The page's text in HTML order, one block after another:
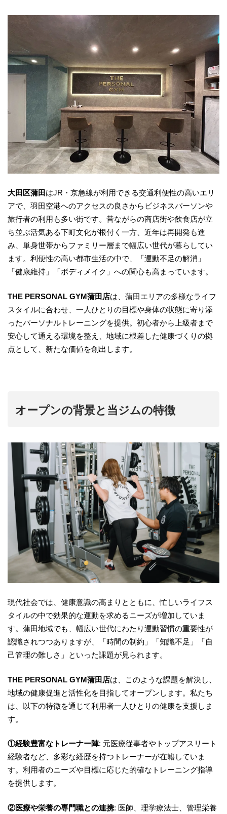
大田区蒲田 はJR・京急線が利用できる交通利便性の高いエリ
アで、羽田空港へのアクセスの良さからビジネスパーソンや
旅行者の利用も多い街です。昔ながらの商店街や飲食店が立
ち並ぶ活気ある下町文化が根付く一方、近年は再開発も進
み、単身世帯からファミリー層まで幅広い世代が暮らしてい
ます。利便性の高い都市生活の中で、「運動不足の解消」
「健康維持」「ボディメイク」への関心も高まっています。
THE PERSONAL GYM蒲田店は、蒲田エリアの多様なライフ
スタイルに合わせ、一人ひとりの目標や身体の状態に寄り添
ったパーソナルトレーニングを提供。初心者から上級者まで
安心して通える環境を整え、地域に根差した健康づくりの拠
点として、新たな価値を創出します。
オープンの背景と当ジムの特徴
現代社会では、健康意識の高まりとともに、忙しいライフス
タイルの中で効果的な運動を求めるニーズが増加していま
す。蒲田地域でも、幅広い世代にわたり運動習慣の重要性が
認識されつつありますが、「時間の制約」「知識不足」「自
己管理の難しさ」といった課題が見られます。
THE PERSONAL GYM蒲田店は、このような課題を解決し、
地域の健康促進と活性化を目指してオープンします。私たち
は、以下の特徴を通じて利用者一人ひとりの健康を支援しま
す。
①経験豊富なトレーナー陣: 元医療従事者やトップアスリート
経験者など、多彩な経歴を持つトレーナーが在籍していま
す。利用者のニーズや目標に応じた的確なトレーニング指導
を提供します。
②医療や栄養の専門職との連携: 医師、理学療法士、管理栄養